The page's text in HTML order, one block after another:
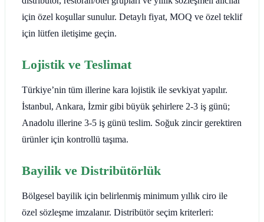
için özel koşullar sunulur. Detaylı fiyat, MOQ ve özel teklif
için lütfen iletişime geçin.
Lojistik ve Teslimat
Türkiye’nin tüm illerine kara lojistik ile sevkiyat yapılır.
İstanbul, Ankara, İzmir gibi büyük şehirlere 2-3 iş günü;
Anadolu illerine 3-5 iş günü teslim. Soğuk zincir gerektiren
ürünler için kontrollü taşıma.
Bayilik ve Distribütörlük
Bölgesel bayilik için belirlenmiş minimum yıllık ciro ile
özel sözleşme imzalanır. Distribütör seçim kriterleri: